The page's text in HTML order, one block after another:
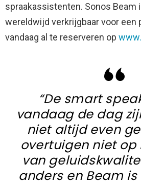
spraakassistenten. Sonos Beam
wereldwijd verkrijgbaar voor een
vandaag al te reserveren op
“De smart
vandaag de dag
niet altijd even
overtuigen niet
van
anders en Beam